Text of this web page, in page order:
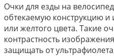
Очки для езды на
обтекаемую конструкцию и
или желтого цвета. Такие
контрастность
защищать от